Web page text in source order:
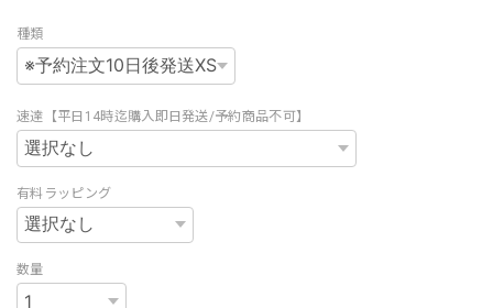
種類
速達【平日14時迄購入即日発送/予約商品不可】
有料ラッピング
数量